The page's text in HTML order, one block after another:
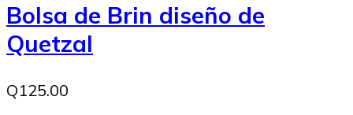
Bolsa de Brin diseño de
Quetzal
Q125.00